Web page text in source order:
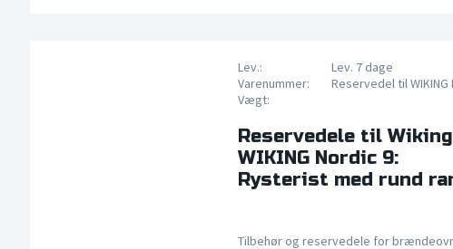
Lev.:
Lev. 7 dage
Varenummer:
Reservedel til
Vægt:
Reservedele til
WIKING Nordic 9:
Rysterist med rund
Tilbehør og reservedele for